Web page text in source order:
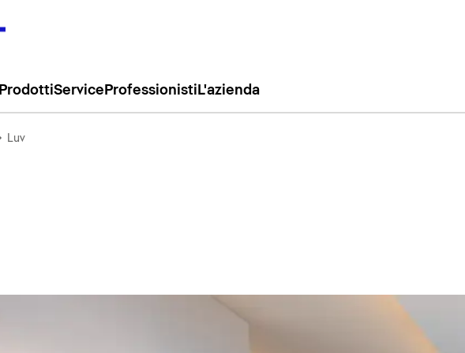
ProdottiService Professionisti L'azienda
Luv